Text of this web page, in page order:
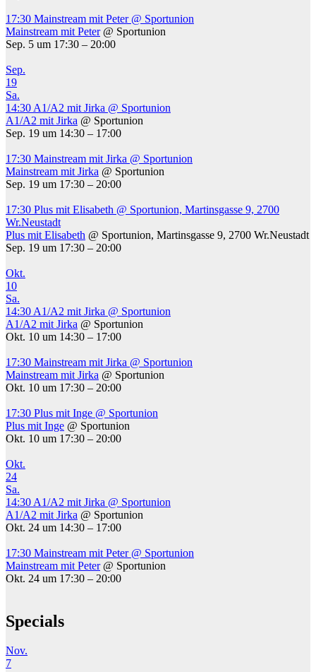
17:30 Mainstream mit Peter @ Sportunion
Mainstream mit Peter @ Sportunion
Sep. 5 um 17:30 – 20:00
Sep.
19
Sa.
14:30 A1/A2 mit Jirka @ Sportunion
A1/A2 mit Jirka @ Sportunion
Sep. 19 um 14:30 – 17:00
17:30 Mainstream mit Jirka @ Sportunion
Mainstream mit Jirka @ Sportunion
Sep. 19 um 17:30 – 20:00
17:30 Plus mit Elisabeth @ Sportunion, Martinsgasse 9, 2700
Wr.Neustadt
Plus mit Elisabeth @ Sportunion, Martinsgasse 9, 2700 Wr.Neustadt
Sep. 19 um 17:30 – 20:00
Okt.
10
Sa.
14:30 A1/A2 mit Jirka @ Sportunion
A1/A2 mit Jirka @ Sportunion
Okt. 10 um 14:30 – 17:00
17:30 Mainstream mit Jirka @ Sportunion
Mainstream mit Jirka @ Sportunion
Okt. 10 um 17:30 – 20:00
17:30 Plus mit Inge @ Sportunion
Plus mit Inge @ Sportunion
Okt. 10 um 17:30 – 20:00
Okt.
24
Sa.
14:30 A1/A2 mit Jirka @ Sportunion
A1/A2 mit Jirka @ Sportunion
Okt. 24 um 14:30 – 17:00
17:30 Mainstream mit Peter @ Sportunion
Mainstream mit Peter @ Sportunion
Okt. 24 um 17:30 – 20:00
Specials
Nov.
7